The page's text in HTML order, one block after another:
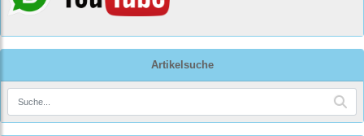
Artikelsuche